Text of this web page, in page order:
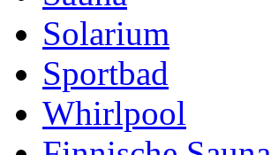
Solarium
Sportbad
Whirlpool